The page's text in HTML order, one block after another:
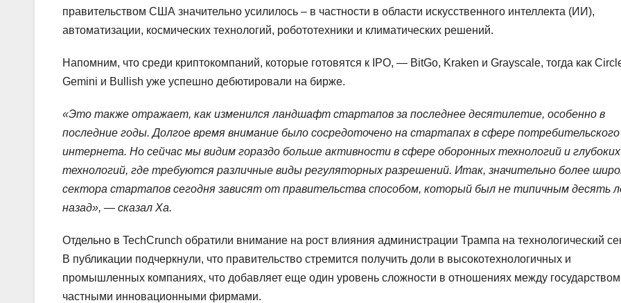
правительством США значительно усилилось – в частности в области искусственного интеллекта (ИИ),
автоматизации, космических технологий, робототехники и климатических решений.
Напомним, что среди криптокомпаний, которые готовятся к IPO, — BitGo, Kraken и Grayscale, тогда как
Gemini и Bullish уже успешно дебютировали на бирже.
«Это также отражает, как изменился ландшафт стартапов за последнее десятилетие, особенно в
последние годы. Долгое время внимание было сосредоточено на стартапах в сфере потребительского
интернета. Но сейчас мы видим гораздо больше активности в сфере оборонных технологий и глубоких
технологий, где требуются различные виды регуляторных разрешений. Итак, значительно более
сектора стартапов сегодня зависят от правительства способом, который был не типичным десять
назад», — сказал Ха.
Отдельно в TechCrunch обратили внимание на рост влияния администрации Трампа на технологический
В публикации подчеркнули, что правительство стремится получить доли в высокотехнологичных и
промышленных компаниях, что добавляет еще один уровень сложности в отношениях между
частными инновационными фирмами.